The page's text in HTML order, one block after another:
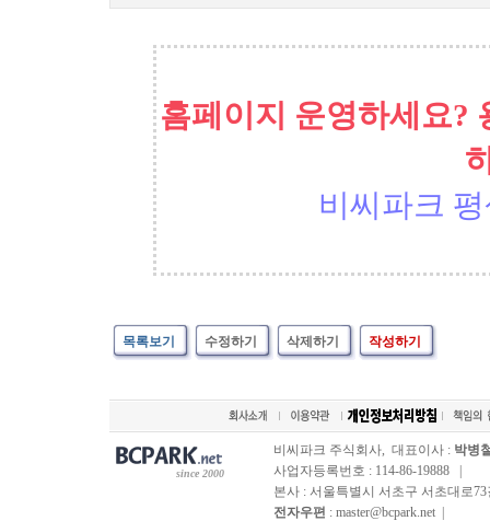
홈페이지 운영하세요?
비씨파크
목록보기 수정하기 삭제하기 작성하기
since 2000
비씨파크 주식회사, 대표이사 : 박병
사업자등록번호 : 114-86-19888 |
본사 : 서울특별시 서초구 서초대로73
전자우편 : master@bcpark.net |